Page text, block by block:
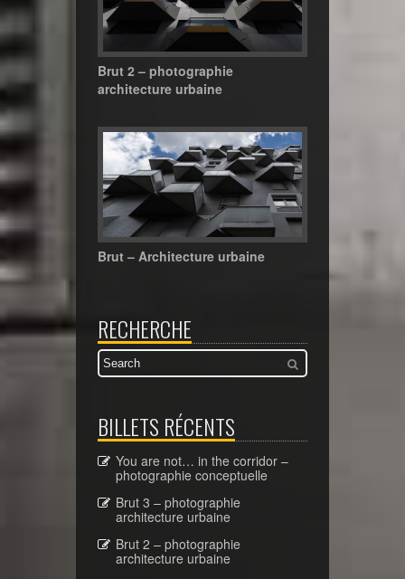
Brut 2 – photographie
architecture urbaine
Brut – Architecture urbaine
RECHERCHE
BILLETS RÉCENTS
You are not… in the corridor –
photographie conceptuelle
Brut 3 – photographie
architecture urbaine
Brut 2 – photographie
architecture urbaine